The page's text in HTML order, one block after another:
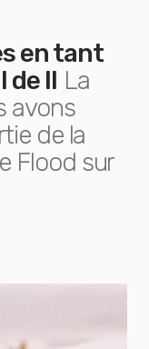
en tant
de II La
avons
de la
Flood sur